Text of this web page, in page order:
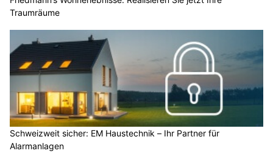
Traumräume
Schweizweit sicher: EM Haustechnik – Ihr Partner für
Alarmanlagen